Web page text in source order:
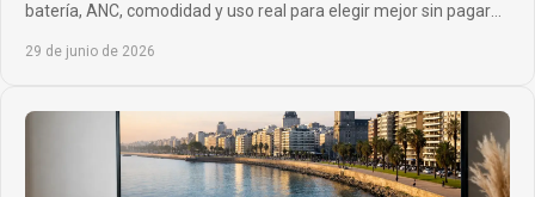
batería, ANC, comodidad y uso real para elegir mejor sin pagar
29 de junio de 2026